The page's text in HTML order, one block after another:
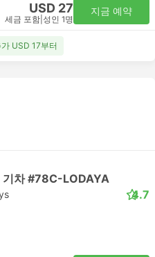
USD 27
세금 포함 성인 1명
지금 예약
USD 17부터
차 #78C-LODAYA
4.7